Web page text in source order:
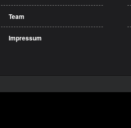
Team
Impressum